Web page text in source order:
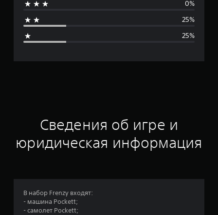
н
я
о
н
к
:
0%
25%
25%
Сведения об игре и
юридическая информация
В набор Frenzy входят:
- машина Pockett;
- самолет Pockett;